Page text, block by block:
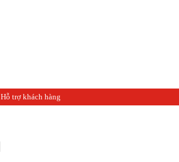
Hỗ trợ khách hàng